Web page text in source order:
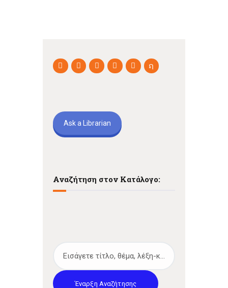
Ask a Librarian
Αναζήτηση στον Κατάλογο:
Έναρξη Αναζήτησης